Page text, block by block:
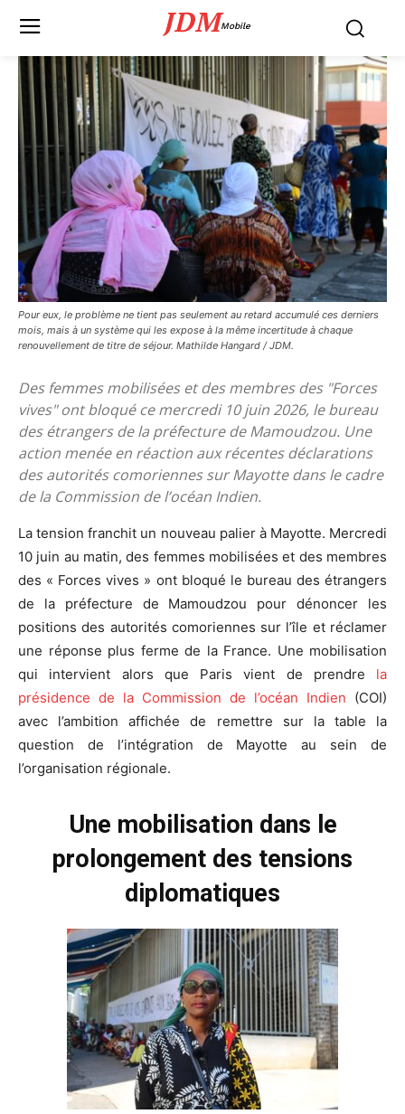
JDMMobile
Pour eux, le problème ne tient pas seulement au retard accumulé ces derniers
mois, mais à un système qui les expose à la même incertitude à chaque
renouvellement de titre de séjour. Mathilde Hangard / JDM.
Des femmes mobilisées et des membres des "Forces
vives" ont bloqué ce mercredi 10 juin 2026, le bureau
des étrangers de la préfecture de Mamoudzou. Une
action menée en réaction aux récentes déclarations
des autorités comoriennes sur Mayotte dans le cadre
de la Commission de l’océan Indien.
La tension franchit un nouveau palier à Mayotte. Mercredi
10 juin au matin, des femmes mobilisées et des membres
des « Forces vives » ont bloqué le bureau des étrangers
de la préfecture de Mamoudzou pour dénoncer les
positions des autorités comoriennes sur l’île et réclamer
une réponse plus ferme de la France. Une mobilisation
qui intervient alors que Paris vient de prendre la
présidence de la Commission de l’océan Indien (COI)
avec l’ambition affichée de remettre sur la table la
question de l’intégration de Mayotte au sein de
l’organisation régionale.
Une mobilisation dans le
prolongement des tensions
diplomatiques